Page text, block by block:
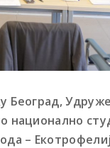
Београд,
национално
–